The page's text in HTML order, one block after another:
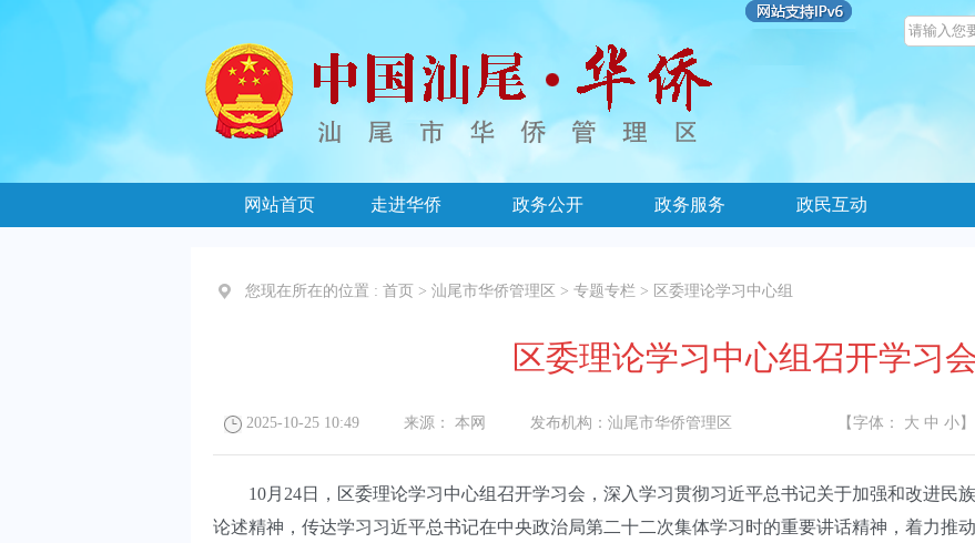
网站首页 走进华侨 政务公开 政务服务 政民互动
您现在所在的位置 : 首页 > 汕尾市华侨管理区 > 专题专栏 > 区委理论学习中心组
区委理论学习中心组召开学习
2025-10-25 10:49 来源： 本网 发布机构： 汕尾市华侨管理区 【字体： 大 中 小 】
10月24日，区委理论学习中心组召开学习会，深入学习贯彻习近平总书记关于加强和改进民
论述精神，传达学习习近平总书记在中央政治局第二十二次集体学习时的重要讲话精神，着力推